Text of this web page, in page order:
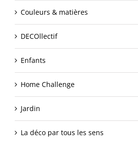
Couleurs & matières
DECOllectif
Enfants
Home Challenge
Jardin
La déco par tous les sens